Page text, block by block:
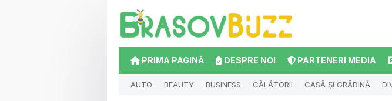
PRIMA PAGINĂ DESPRE NOI PARTENERI MEDIA
AUTO BEAUTY BUSINESS CĂLĂTORII CASĂ ȘI GRĂDINĂ